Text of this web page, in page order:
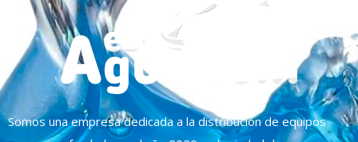
Somos una empresa dedicada a la distribución de equipos